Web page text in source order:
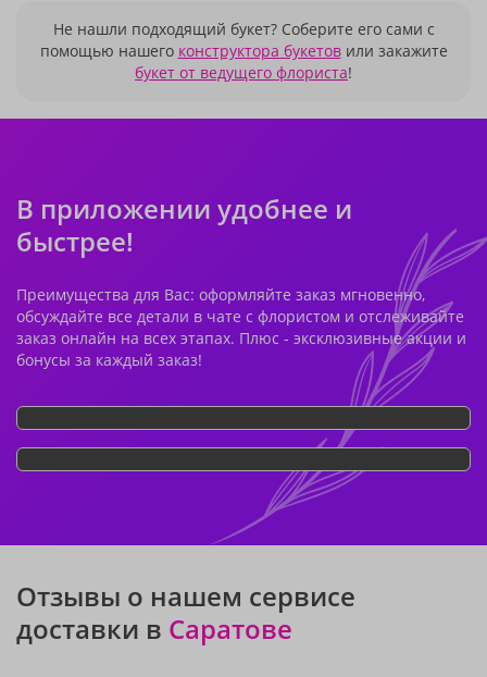
Не нашли подходящий букет? Соберите его сами с
помощью нашего конструктора букетовили закажите
букет от ведущего флориста!
В приложении удобнее и
быстрее!
Преимущества для Вас: оформляйте заказ мгновенно,
обсуждайте все детали в чате с флористом и отслеживайте
заказ онлайн на всех этапах. Плюс - эксклюзивные акции и
бонусы за каждый заказ!
Отзывы о нашем сервисе
доставки в Саратове